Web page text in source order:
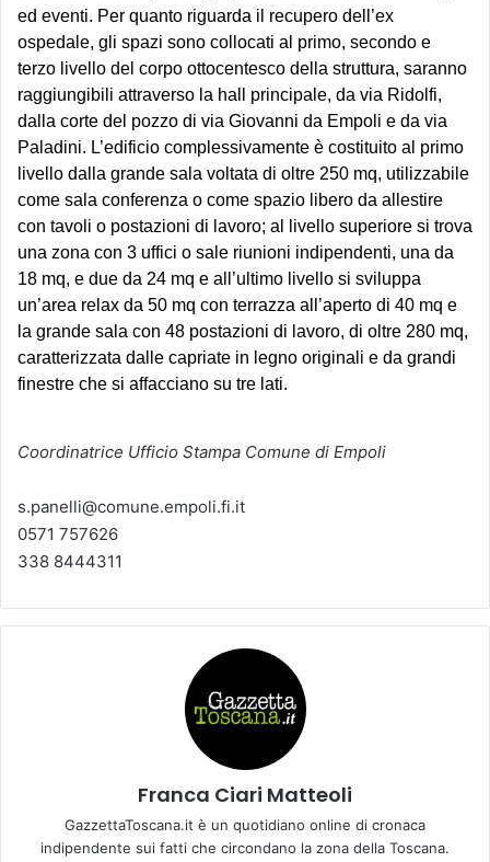
ed eventi. Per quanto riguarda il recupero dell’ex
ospedale, gli spazi sono collocati al primo, secondo e
terzo livello del corpo ottocentesco della struttura, saranno
raggiungibili attraverso la hall principale, da via Ridolfi,
dalla corte del pozzo di via Giovanni da Empoli e da via
Paladini. L’edificio complessivamente è costituito al primo
livello dalla grande sala voltata di oltre 250 mq, utilizzabile
come sala conferenza o come spazio libero da allestire
con tavoli o postazioni di lavoro; al livello superiore si trova
una zona con 3 uffici o sale riunioni indipendenti, una da
18 mq, e due da 24 mq e all’ultimo livello si sviluppa
un’area relax da 50 mq con terrazza all’aperto di 40 mq e
la grande sala con 48 postazioni di lavoro, di oltre 280 mq,
caratterizzata dalle capriate in legno originali e da grandi
finestre che si affacciano su tre lati.
Coordinatrice Ufficio Stampa Comune di Empoli
s.panelli@comune.empoli.fi.it
0571 757626
338 8444311
Franca Ciari Matteoli
GazzettaToscana.it è un quotidiano online di cronaca
indipendente sui fatti che circondano la zona della Toscana.